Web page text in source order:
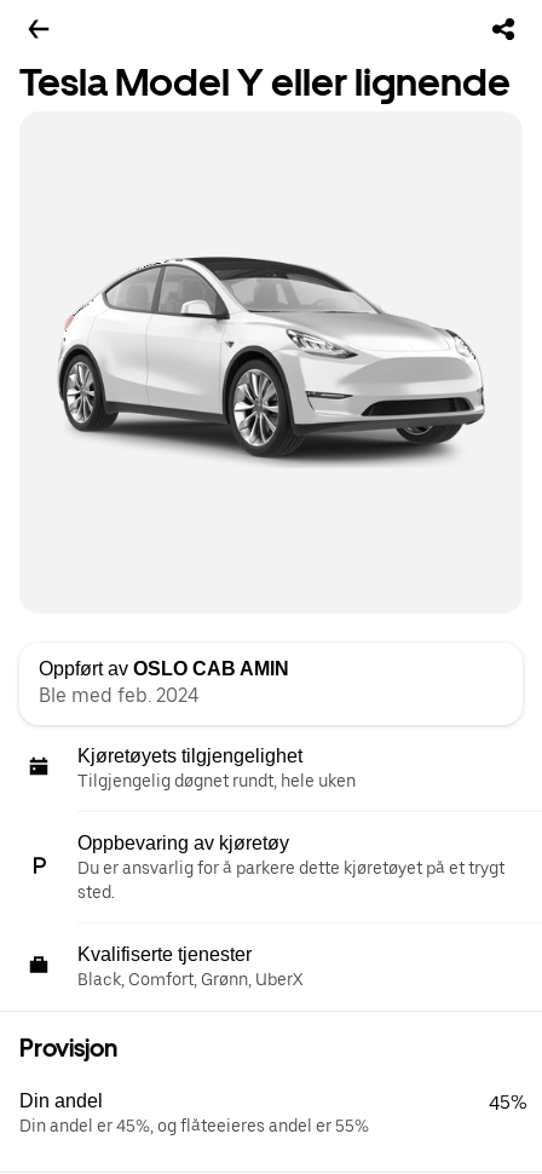
Tesla Model Y eller lignende
Oppført av OSLO CAB AMIN
Ble med feb. 2024
Kjøretøyets tilgjengelighet
Tilgjengelig døgnet rundt, hele uken
Oppbevaring av kjøretøy
Du er ansvarlig for å parkere dette kjøretøyet på et trygt
sted.
Kvalifiserte tjenester
Black, Comfort, Grønn, UberX
Provisjon
Din andel
Din andel er 45%, og flåteeieres andel er 55%
45%